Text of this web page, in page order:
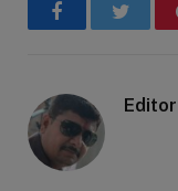
FacebookTwitter
Editor